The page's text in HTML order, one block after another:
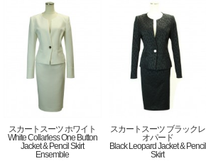
スカートスーツ ホワイト
White Collarless One Button
Jacket & Pencil Skirt
Ensemble
スカートスーツ ブラックレ
オパード
Black Leopard Jacket & Pencil
Skirt